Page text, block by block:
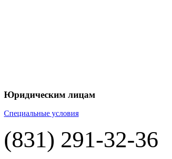
Юридическим лицам
Специальные условия
(831) 291-32-36